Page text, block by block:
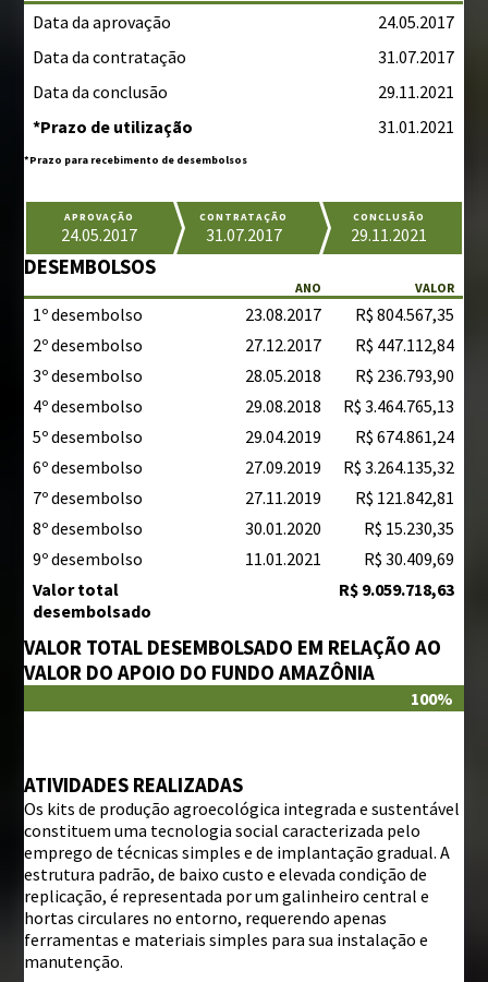
Data da aprovação
24.05.2017
Data da contratação
31.07.2017
Data da conclusão
29.11.2021
*Prazo de utilização
31.01.2021
*Prazo para recebimento de desembolsos
APROVAÇÃO
24.05.2017
CONTRATAÇÃO
31.07.2017
CONCLUSÃO
29.11.2021
DESEMBOLSOS
ANO VALOR
1º desembolso 23.08.2017
R$ 804.567,35
2º desembolso
27.12.2017
R$ 447.112,84
3º desembolso
28.05.2018
R$ 236.793,90
4º desembolso
29.08.2018
R$ 3.464.765,13
5º desembolso
29.04.2019
R$ 674.861,24
6º desembolso
27.09.2019
R$ 3.264.135,32
7º desembolso
27.11.2019
R$ 121.842,81
8º desembolso
30.01.2020
R$ 15.230,35
9º desembolso
11.01.2021
R$ 30.409,69
Valor total
desembolsado
R$ 9.059.718,63
VALOR TOTAL DESEMBOLSADO EM RELAÇÃO AO
VALOR DO APOIO DO FUNDO AMAZÔNIA
100%
ATIVIDADES REALIZADAS
Os kits de produção agroecológica integrada e sustentável
constituem uma tecnologia social caracterizada pelo
emprego de técnicas simples e de implantação gradual. A
estrutura padrão, de baixo custo e elevada condição de
replicação, é representada por um galinheiro central e
hortas circulares no entorno, requerendo apenas
ferramentas e materiais simples para sua instalação e
manutenção.